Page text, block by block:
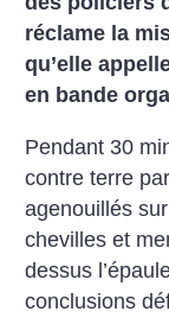
réclame la
qu’elle
en bande
Pendant 30
contre terre
agenouillés
chevilles et
dessus
conclusions